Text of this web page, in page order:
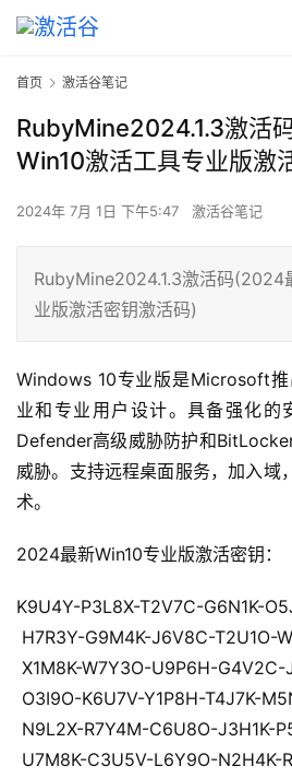
首页 激活谷笔记
RubyMine2024.1.3激活
Win10激活工具专业版激
2024年 7月 1日 下午5:47 激活谷笔记
RubyMine2024.1.3激活码(2024
业版激活密钥激活码)
Windows 10专业版是Microsoft
业和专业用户设计。具备强化的
Defender高级威胁防护和
威胁。支持远程桌面服务，加入域
术。
2024最新Win10专业版激活密钥：
K9U4Y-P3L8X-T2V7C-G6N1K-
H7R3Y-G9M4K-J6V8C-T2U1O-
X1M8K-W7Y3O-U9P6H-G4V2C-
O3I9O-K6U7V-Y1P8H-T4J7K-
N9L2X-R7Y4M-C6U8O-J3H1K-
U7M8K-C3U5V-L6Y9O-N2H4K-